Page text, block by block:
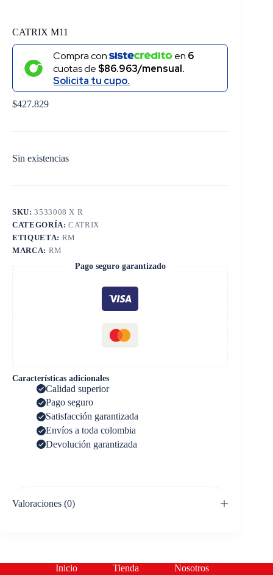
CATRIX M11
Compra con en 6
cuotas de $86.963/mensual.
Solicita tu cupo.
$427.829
Sin existencias
SKU:3533008 X R
CATEGORÍA:CATRIX
ETIQUETA: RM
MARCA: RM
Pago seguro garantizado
Características adicionales
Calidad superior
Pago seguro
Satisfacción garantizada
Envíos a toda colombia
Devolución garantizada
Valoraciones (0)
Inicio Tienda
Nosotros